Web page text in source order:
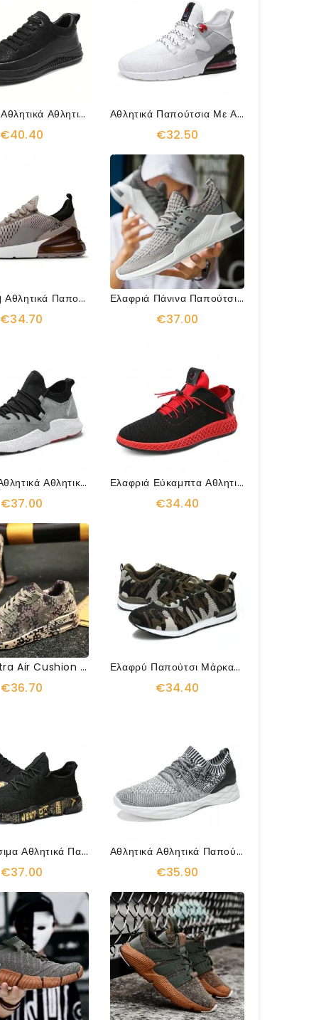
Αθλητικά Αθλητικά Αθλητικά Αθλητικά Παπούτσια Από Δέρμα Με Αναπνοή
€40.40
Αθλητικά Παπούτσια Με Αερόσολα
€32.50
Trending Αθλητικά Παπούτσια Air Sole
€34.70
Ελαφριά Πάνινα Παπούτσια Από Καουτσούκ
€37.00
Κλασικά Αθλητικά Αθλητικά Παπούτσια
€37.00
Ελαφριά Εύκαμπτα Αθλητικά Αθλητικά Παπούτσια
€34.40
Trend Ultra Air Cushion Sneakers
€36.70
Ελαφρύ Παπούτσι Μάρκας Camo
€34.40
Αναπνεύσιμα Αθλητικά Παπούτσια Με Εξωτερική Σόλα Περιορισμένης Έκδοσης
€37.00
Αθλητικά Αθλητικά Παπούτσια Anti Collision Air Mesh
€35.90